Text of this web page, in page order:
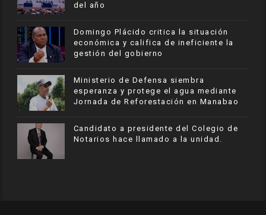
del año
​Domingo Plácido critica la situación
económica y califica de ineficiente la
gestión del gobierno
Ministerio de Defensa siembra
esperanza y protege el agua mediante
Jornada de Reforestación en Manabao
Candidato a presidente del Colegio de
Notarios hace llamado a la unidad.